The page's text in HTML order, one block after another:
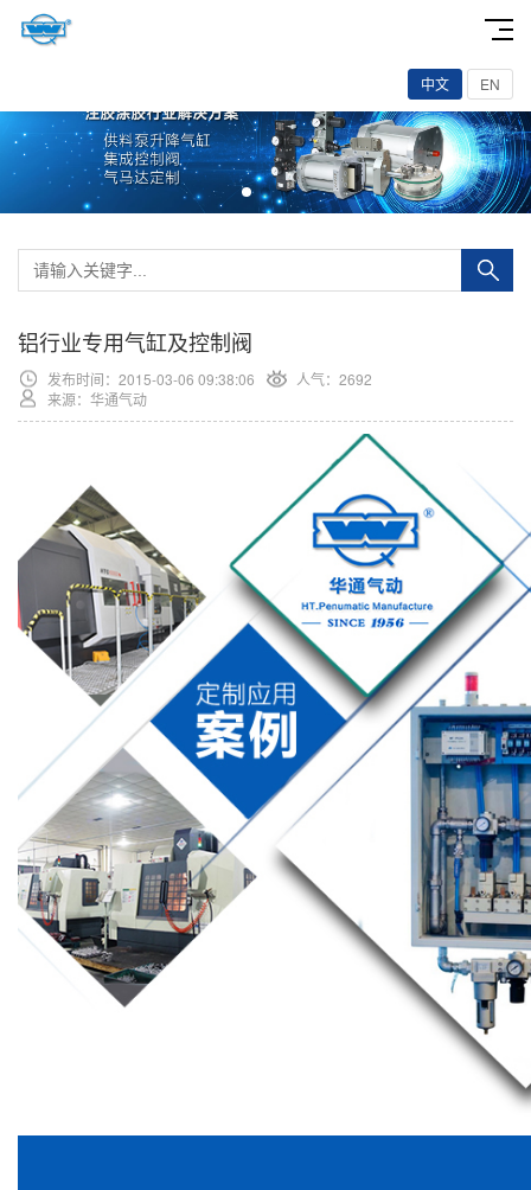
中文 EN
铝行业专用气缸及控制阀
发布时间：2015-03-06 09:38:06
人气：2692
来源：华通气动